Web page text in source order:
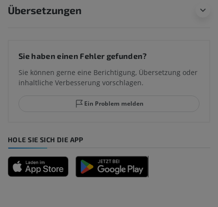
Übersetzungen
Sie haben einen Fehler gefunden?
Sie können gerne eine Berichtigung, Übersetzung oder
inhaltliche Verbesserung vorschlagen.
Ein Problem melden
HOLE SIE SICH DIE APP